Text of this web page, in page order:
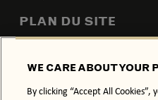
PLAN DU SITE
POLITIQUE DE CONFIDENTIALITÉ
WE CARE ABOUT YOUR
By clicking “Accept All